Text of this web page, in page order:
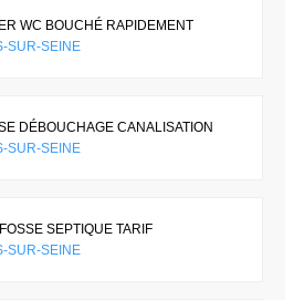
WC BOUCHÉ RAPIDEMENT
SUR-SEINE
DÉBOUCHAGE CANALISATION
SUR-SEINE
SEPTIQUE TARIF
SUR-SEINE